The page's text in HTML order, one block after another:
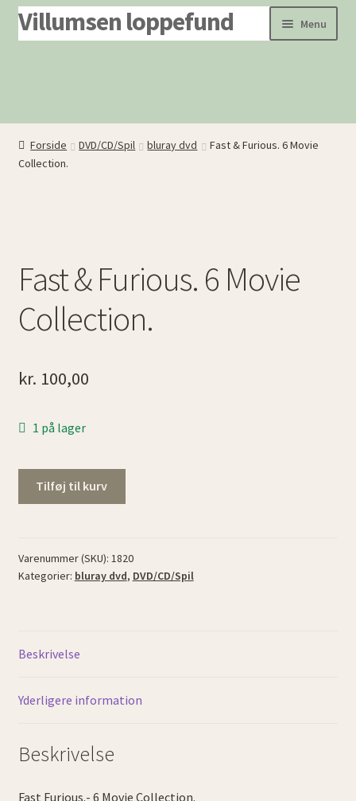
Spring
til
Spring
til
Villumsen loppefund Menu
Om os
Dødsboer ryddes
Forside DVD/CD/Spil bluray dvd
Fast & Furious. 6 Movie
Collection.
Fast & Furious. 6 Movie
Collection.
kr. 100,00
1 på lager
Movie
Collection.
Tilføj til kurv
Varenummer (SKU): 1820
Kategorier: bluray dvd, DVD/CD/Spil
Beskrivelse
Yderligere information
Beskrivelse
Fast Furious.- 6 Movie Collection.